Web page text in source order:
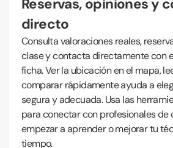
Reservas, opiniones y
directo
Consulta valoraciones reales,
clase y contacta directamente con
ficha. Ver la ubicación en el mapa,
comparar rápidamente ayuda a
segura y adecuada. Usa las
para conectar con profesionales de
empezar a aprender o mejorar tu
tiempo.